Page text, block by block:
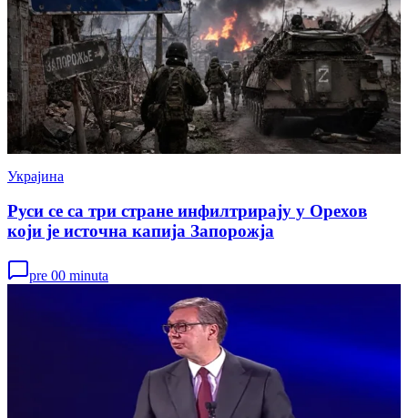
Украјина
Руси се са три стране инфилтрирају у Орехов
који је источна капија Запорожја
pre 00 minuta